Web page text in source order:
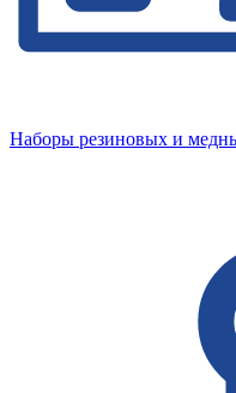
Наборы резиновых и